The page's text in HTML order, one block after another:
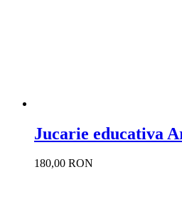
Jucarie educativa
180,00 RON